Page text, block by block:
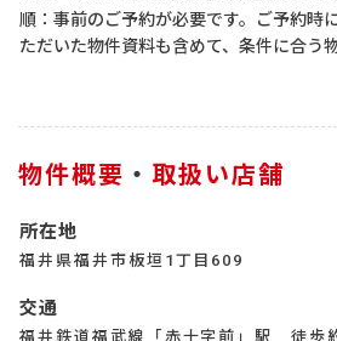
順：事前のご予約が必要です。ご予約時
ただいた物件資料も含めて、条件に合う
物件概要 ・ 取扱い店舗
所在地
福井県福井市板垣1丁目609
交通
福井鉄道福武線「赤十字前」駅 徒歩